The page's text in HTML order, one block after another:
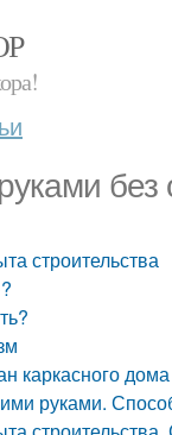
без
строительства
каркасного дома
руками.